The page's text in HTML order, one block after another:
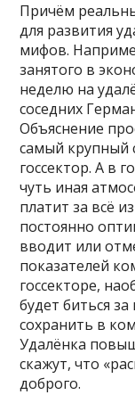
Причём
для развития
мифов.
занятого в
неделю на
соседних
Объяснение
самый крупный
госсектор. А в
чуть иная
платит за всё
постоянно
вводит или
показателей
госсекторе,
будет биться
сохранить в
Удалёнка
скажут, что
доброго.